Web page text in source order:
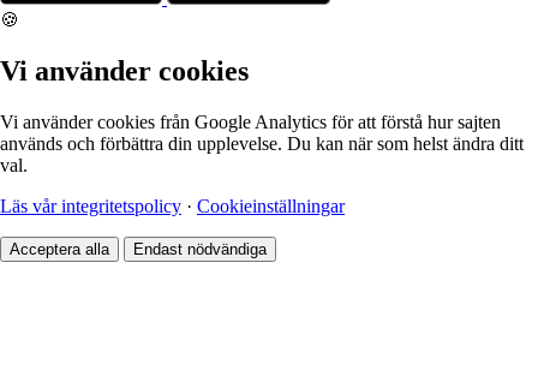
🍪
Vi använder cookies
Vi använder cookies från Google Analytics för att förstå hur sajten
används och förbättra din upplevelse. Du kan när som helst ändra ditt
val.
Läs vår integritetspolicy · Cookieinställningar
Acceptera alla Endast nödvändiga